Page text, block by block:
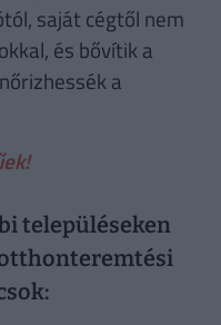
saját cégtől nem
és bővítik a
a
településeken